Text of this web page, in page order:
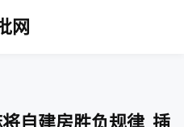
网
自建房胜负规律_插